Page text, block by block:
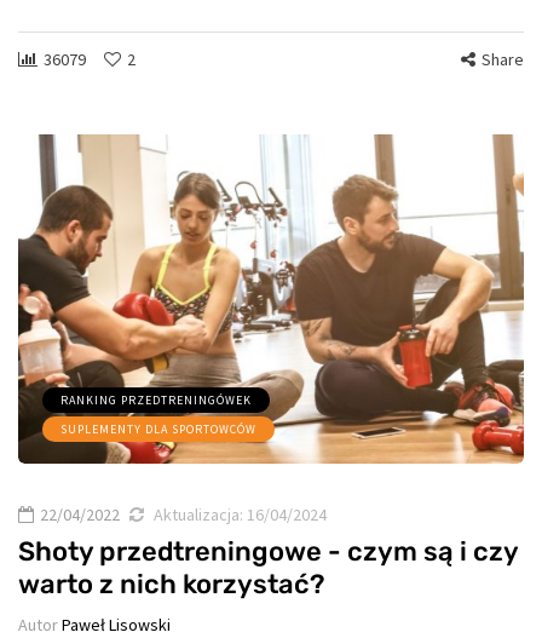
36079 2 Share
RANKING PRZEDTRENINGÓWEK
SUPLEMENTY DLA SPORTOWCÓW
22/04/2022 Aktualizacja: 16/04/2024
Shoty przedtreningowe - czym są i czy
warto z nich korzystać?
AutorPaweł Lisowski